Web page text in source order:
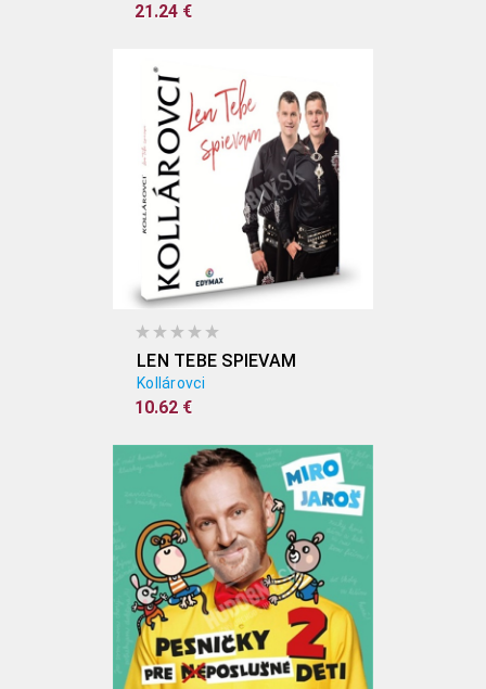
21.24 €
LEN TEBE SPIEVAM
Kollárovci
10.62 €